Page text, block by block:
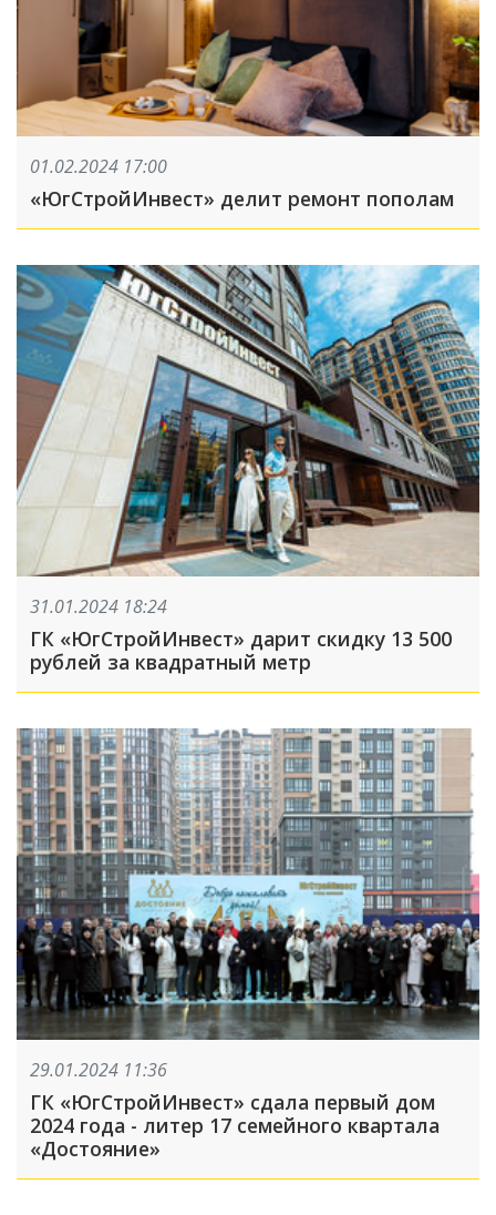
01.02.2024 17:00
«ЮгСтройИнвест» делит ремонт пополам
31.01.2024 18:24
ГК «ЮгСтройИнвест» дарит скидку 13 500
рублей за квадратный метр
29.01.2024 11:36
ГК «ЮгСтройИнвест» сдала первый дом
2024 года - литер 17 семейного квартала
«Достояние»